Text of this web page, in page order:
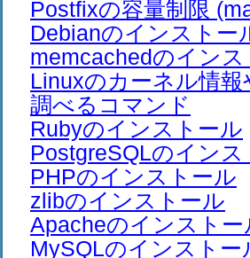
Postfixの容量制限
Debianのインストー
memcachedのイン
Linuxのカーネル情
調べるコマンド
Rubyのインストール
PostgreSQLのインス
PHPのインストール
zlibのインストール
Apacheのインストー
MySQLのインストー